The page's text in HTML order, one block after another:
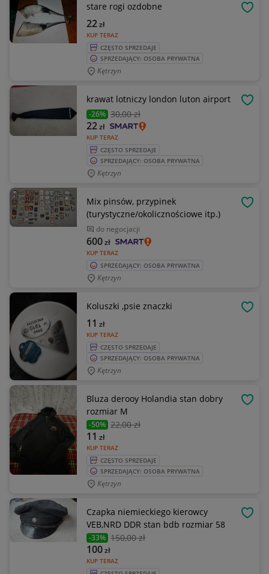
stare rogi ozdobne
KUP TERAZ
22zł
CZĘSTO SPRZEDAJE
SPRZEDAJĄCY: OSOBA PRYWATNA
Kętrzyn
krawat lotniczy london luton airport
-26% 30,00 zł
KUP TERAZ
22zł
CZĘSTO SPRZEDAJE
SPRZEDAJĄCY: OSOBA PRYWATNA
Kętrzyn
Mix pinsów, przypinek
(turystyczne/okolicznościowe itp.)
do negocjacji
KUP TERAZ
600zł
SPRZEDAJĄCY: OSOBA PRYWATNA
Kętrzyn
Koluszki ,psie znaczki
KUP TERAZ
11 zł
CZĘSTO SPRZEDAJE
SPRZEDAJĄCY: OSOBA PRYWATNA
Kętrzyn
Bluza derooy Holandia stan dobry
rozmiar M
-50% 22,00 zł
KUP TERAZ
11 zł
CZĘSTO SPRZEDAJE
SPRZEDAJĄCY: OSOBA PRYWATNA
Kętrzyn
Czapka niemieckiego kierowcy
VEB,NRD DDR stan bdb rozmiar 58
-33% 150,00 zł
KUP TERAZ
100zł